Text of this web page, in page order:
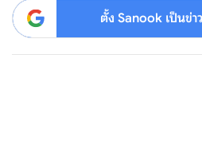
ตั้ง Sanook เป็นข่